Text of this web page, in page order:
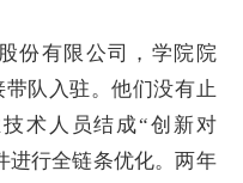
有限公司，学院院
队入驻。他们没有止
术人员结成“创新对
进行全链条优化。两年